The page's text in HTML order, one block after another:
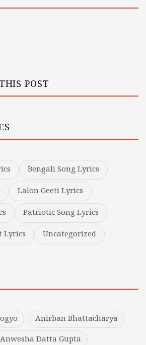
POST
Bengali Song Lyrics
Lalon Geeti Lyrics
Patriotic Song Lyrics
Lyrics
Uncategorized
Anirban Bhattacharya
Anwesha Datta Gupta